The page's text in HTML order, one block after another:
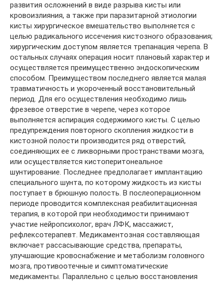
развития осложнений в виде разрыва кисты или
кровоизлияния, а также при паразитарной этиологии
кисты хирургическое вмешательство выполняется с
целью радикального иссечения кистозного образования;
хирургическим доступом является трепанация черепа. В
остальных случаях операция носит плановый характер и
осуществляется преимущественно эндоскопическим
способом. Преимуществом последнего является малая
травматичность и укороченный восстановительный
период. Для его осуществления необходимо лишь
фрезевое отверстие в черепе, через которое
выполняется аспирация содержимого кисты. С целью
предупреждения повторного скопления жидкости в
кистозной полости производится ряд отверстий,
соединяющих ее с ликворными пространствами мозга,
или осуществляется кистоперитонеальное
шунтирование. Последнее предполагает имплантацию
специального шунта, по которому жидкость из кисты
поступает в брюшную полость. В послеоперационном
периоде проводится комплексная реабилитационная
терапия, в которой при необходимости принимают
участие нейропсихолог, врач ЛФК, массажист,
рефлексотерапевт. Медикаментозная составляющая
включает рассасывающие средства, препараты,
улучшающие кровоснабжение и метаболизм головного
мозга, противоотечные и симптоматические
медикаменты. Параллельно с целью восстановления